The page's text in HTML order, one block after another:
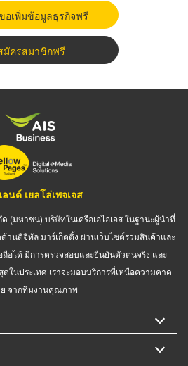
อเพิ่มข้อมูลธุรกิจฟรี
มัครสมาชิกฟรี
นด์ เยลโล่เพจเจส
(มหาชน) บริษัทในเครือเอไอเอส ในฐานะผู้นำที่
นดิจิทัล มาร์เก็ตติ้ง ผ่านเว็บไซต์รวมสินค้าและ
ถือได้ มีการตรวจสอบและยืนยันตัวตนจริง และ
ในประเทศ เราจะมอบบริการที่เหนือความคาด
จากทีมงานคุณภาพ